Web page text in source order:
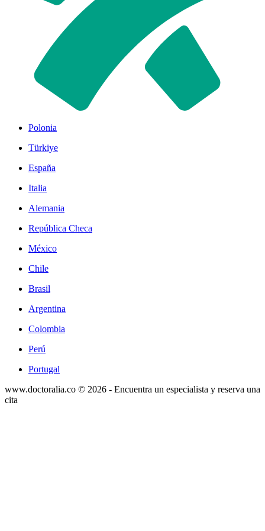
Polonia
Türkiye
España
Italia
Alemania
República Checa
México
Chile
Brasil
Argentina
Colombia
Perú
Portugal
www.doctoralia.co © 2026 - Encuentra un especialista y reserva una
cita